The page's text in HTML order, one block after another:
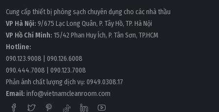
Cung cấp thiết bị phòng sạch chuyên dụng cho các nhà thầu
VP Hà Nội: 9/675 Lạc Long Quân, P. Tây Hồ, TP. Hà Nội
VP Hồ Chí Minh: 15/42 Phan Huy Ích, P. Tân Sơn, TP.HCM
Hotline:
090.123.9008
090.126.6008
090.444.7008
090.123.7008
Phản ánh chất lượng dịch vụ: 0949.0308.17
Email: info@vietnamcleanroom.com